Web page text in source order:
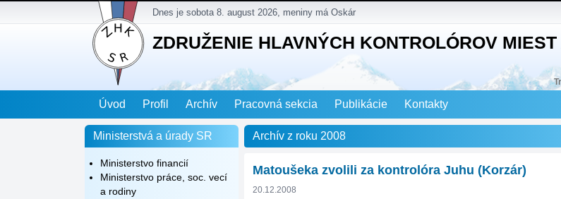
Dnes je sobota 8. august 2026, meniny má Oskár
ZDRUŽENIE HLAVNÝCH KONTROLÓROV
Úvod Profil Archív Pracovná sekcia Publikácie Kontakty
Ministerstvá a úrady SR
Ministerstvo financií
Ministerstvo práce, soc. vecí
a rodiny
Archív z roku 2008
Matoušeka zvolili za kontrolóra Juhu (Korzár)
20.12.2008